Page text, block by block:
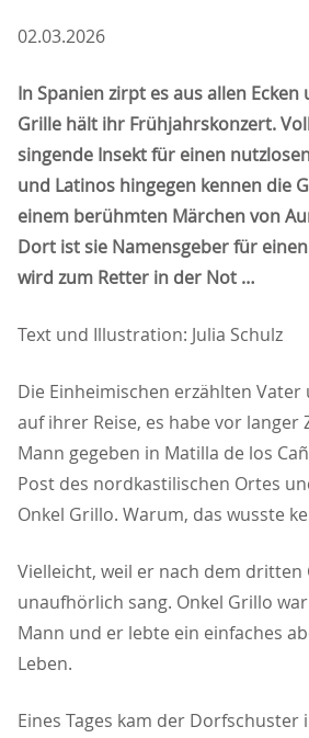
02.03.2026
In Spanien zirpt es aus allen Ecken
Grille hält ihr Frühjahrskonzert.
singende Insekt für einen
und Latinos hingegen kennen die
einem berühmten Märchen von
Dort ist sie Namensgeber für
wird zum Retter in der Not
Text und Illustration: Julia Schulz
Die Einheimischen erzählten Vater
auf ihrer Reise, es habe vor langer
Mann gegeben in Matilla de los
Post des nordkastilischen Ortes
Onkel Grillo. Warum, das wusste
Vielleicht, weil er nach dem dritten
unaufhörlich sang. Onkel Grillo
Mann und er lebte ein einfaches
Leben.
Eines Tages kam der Dorfschuster